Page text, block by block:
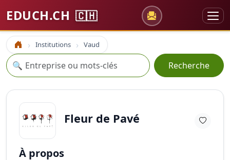
EDUCH.CH 🇨🇭
Accueil Institutions Vaud
Recherche
🔍 Recherche
Fleur de Pavé
À propos